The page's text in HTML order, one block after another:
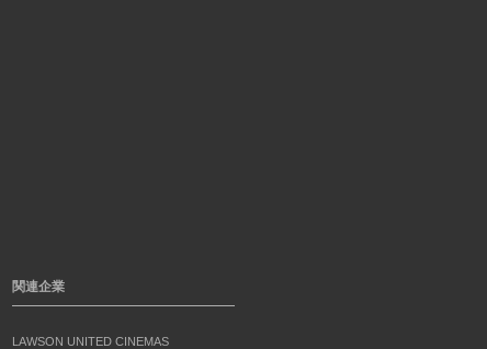
関連企業
LAWSON UNITED CINEMAS